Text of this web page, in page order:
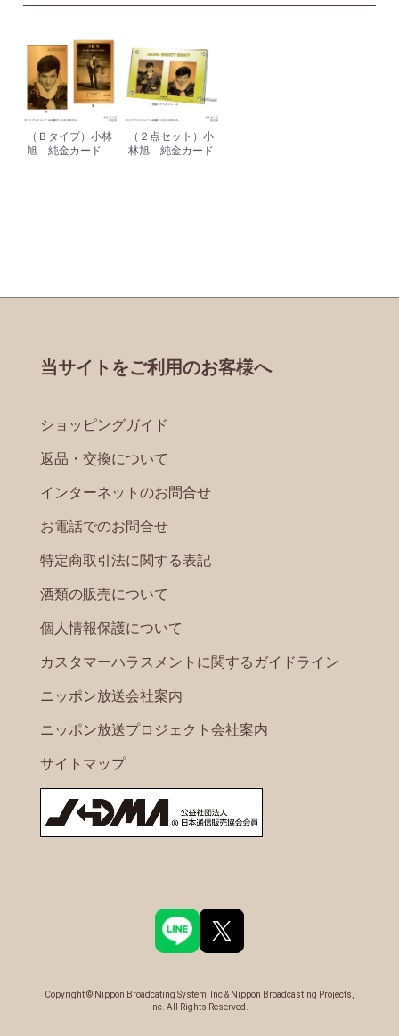
（Ｂタイプ）小林
旭 純金カード
（２点セット）小
林旭 純金カード
当サイトをご利用のお客様へ
ショッピングガイド
返品・交換について
インターネットのお問合せ
お電話でのお問合せ
特定商取引法に関する表記
酒類の販売について
個人情報保護について
カスタマーハラスメントに関するガイドライン
ニッポン放送会社案内
ニッポン放送プロジェクト会社案内
サイトマップ
Copyright © Nippon Broadcating System, Inc & Nippon Broadcasting Projects,
Inc. All Rights Reserved.